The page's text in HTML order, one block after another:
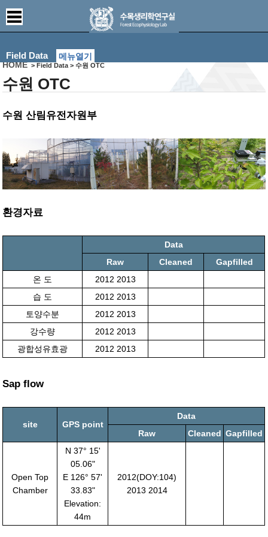
Field Data
메뉴열기
HOME > Field Data > 수원 OTC
수원 OTC
수원 산림유전자원부
환경자료
Data
Raw
Cleaned
Gapfilled
온 도
2012 2013
습 도
2012 2013
토양수분
2012 2013
강수량
2012 2013
광합성유효광
2012 2013
Sap flow
site GPS point
Data
Raw
Cleaned Gapfilled
Open Top
Chamber
N 37° 15'
05.06"
E 126° 57'
33.83"
Elevation:
44m
2012(DOY:104)
2013 2014